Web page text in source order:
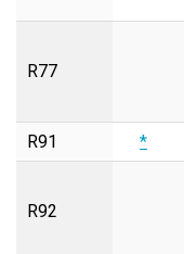
R77
R91 *
R92